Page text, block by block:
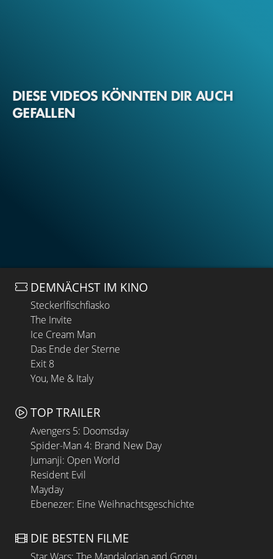
DIESE VIDEOS KÖNNTEN DIR AUCH
GEFALLEN
DEMNÄCHST IM KINO
Steckerlfischfiasko
The Invite
Ice Cream Man
Das Ende der Sterne
Exit 8
You, Me & Italy
TOP TRAILER
Avengers 5: Doomsday
Spider-Man 4: Brand New Day
Jumanji: Open World
Resident Evil
Mayday
Ebenezer: Eine Weihnachtsgeschichte
DIE BESTEN FILME